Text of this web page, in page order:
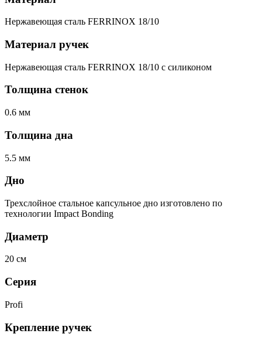
Нержавеющая сталь FERRINOX 18/10
Материал ручек
Нержавеющая сталь FERRINOX 18/10 c силиконом
Толщина стенок
0.6 мм
Толщина дна
5.5 мм
Дно
Трехслойное стальное капсульное дно изготовлено по
технологии Impact Bonding
Диаметр
20 см
Серия
Profi
Крепление ручек